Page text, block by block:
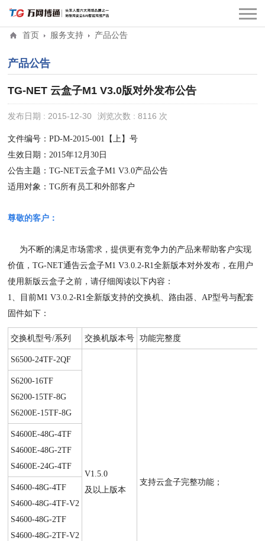
首页 服务支持 产品公告
产品公告
TG-NET 云盒子M1 V3.0版对外发布公告
发布日期 : 2015-12-30 浏览次数 : 8116 次
文件编号：PD-M-2015-001【上】号
生效日期：2015年12月30日
公告主题：TG-NET云盒子M1 V3.0产品公告
适用对象：TG所有员工和外部客户
尊敬的客户：
为不断的满足市场需求，提供更有竞争力的产品来帮助客户实现
价值，TG-NET通告云盒子M1 V3.0.2-R1全新版本对外发布，在用户
使用新版云盒子之前，请仔细阅读以下内容：
1、目前M1 V3.0.2-R1全新版支持的交换机、路由器、AP型号与配套
固件如下：
交换机型号/系列 交换机版本号 功能完整度
S6500-24TF-2QF
V1.5.0
及以上版本
支持云盒子完整功能；
S6200-16TF
S6200-15TF-8G
S6200E-15TF-8G
S4600E-48G-4TF
S4600E-48G-2TF
S4600E-24G-4TF
S4600-48G-4TF
S4600-48G-4TF-V2
S4600-48G-2TF
S4600-48G-2TF-V2